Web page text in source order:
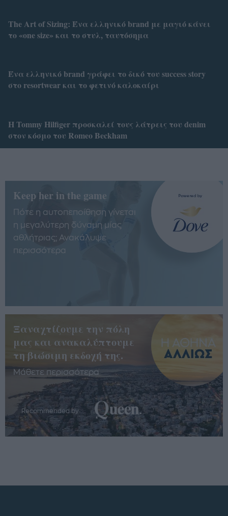
Τhe Art of Sizing: Ένα ελληνικό brand με μαγιό κάνει
το «one size» και το στυλ, ταυτόσημα
Ένα ελληνικό brand γράφει το δικό του success story
στο resortwear και το φετινό καλοκαίρι
Η Tommy Hilfiger προσκαλεί τους λάτρεις του denim
στον κόσμο του Romeo Beckham
Keep her in the game
Πότε η αυτοπεποίθηση γίνεται
η μεγαλύτερη δύναμη μίας
αθλήτριας; Ανακάλυψε
περισσότερα
Ξαναχτίζουμε την πόλη
μας και ανακαλύπτουμε
τη βιώσιμη εκδοχή της.
Μάθετε περισσότερα
Recommended by